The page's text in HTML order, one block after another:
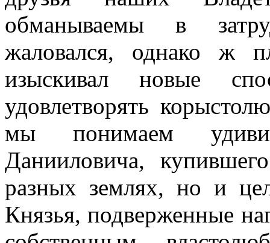
обманываемы в
жаловался, однако ж
изыскивал новые
удовлетворять
мы понимаем
Данииловича,
разных землях, но и
Князья, подверженные